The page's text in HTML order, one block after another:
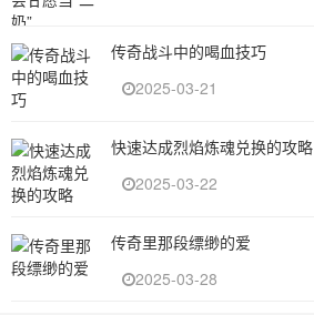
传奇战斗中的喝血技巧
2025-03-21
快速达成烈焰炼魂兑换的攻略
2025-03-22
传奇里那段缥缈的爱
2025-03-28